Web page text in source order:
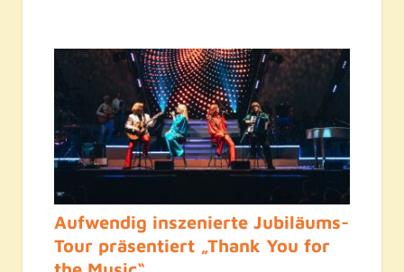
Aufwendig inszenierte Jubiläums-
Tour präsentiert „Thank You for